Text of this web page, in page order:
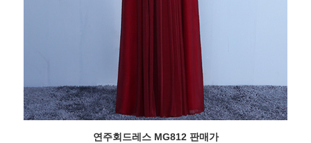
연주회드레스 MG812 판매가